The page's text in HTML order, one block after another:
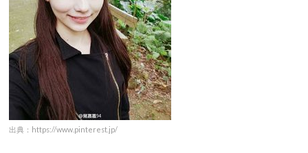
出典：https://www.pinterest.jp/